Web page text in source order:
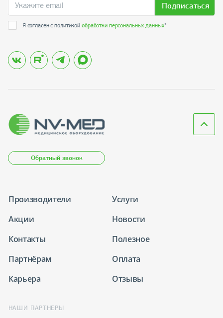
Подписаться
Я согласен с политикойобработки персональных данных*
Обратный звонок
Производители
Услуги
Акции
Новости
Контакты
Полезное
Партнёрам
Оплата
Карьера
Отзывы
НАШИ ПАРТНЕРЫ